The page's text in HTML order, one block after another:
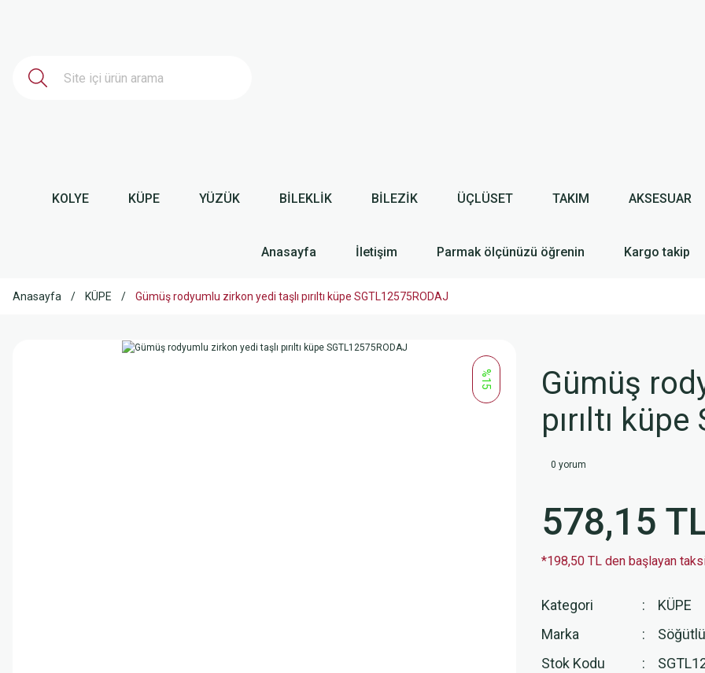
KOLYE KÜPE YÜZÜK BİLEKLİK BİLEZİK ÜÇLÜSET TAKIM AKSESUAR
Anasayfa İletişim Parmak ölçünüzü öğrenin Kargo takip
Anasayfa KÜPE Gümüş rodyumlu zirkon yedi taşlı pırıltı küpe SGTL12575RODAJ
%15
Gümüş
pırıltı
0 yorum
578,15
*198,50 TL den başlayan
Kategori
KÜPE
Marka
Stok Kodu